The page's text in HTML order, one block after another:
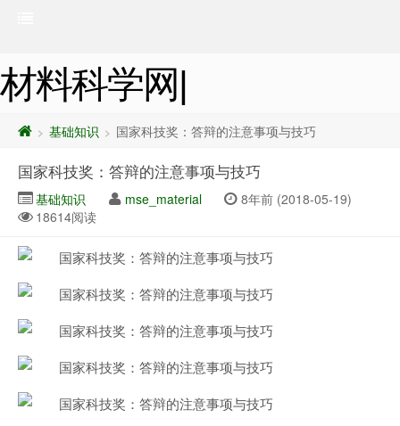
材料科学网|
> 基础知识 > 国家科技奖：答辩的注意事项与技巧
国家科技奖：答辩的注意事项与技巧
基础知识 mse_material
8年前 (2018-05-19)
18614阅读